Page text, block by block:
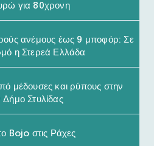
για 80χρονη
ανέμους έως 9 μποφόρ: Σε
η Στερεά Ελλάδα
μέδουσες και ρύπους στην
Στυλίδας
Bojo στις Ράχες